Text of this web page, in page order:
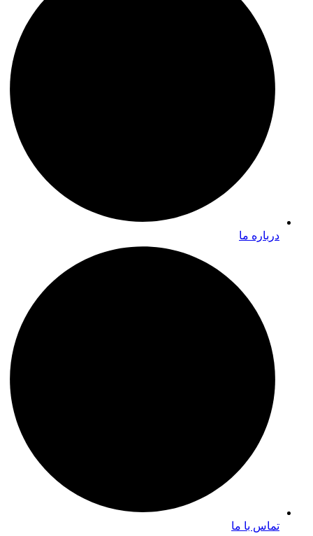
درباره ما
تماس با ما